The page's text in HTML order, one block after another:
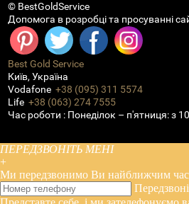
© BestGoldService
Допомога в розробці та просуванні
Best Gold Service
Київ,Україна
Vodafone +38 (095) 311 5574
Life +38 (063) 274 7555
Час роботи : Понеділок – п'ятниця: з
ПЕРЕДЗВОНІТЬ МЕНІ
+
Ми передзвонимо Ви найближчим